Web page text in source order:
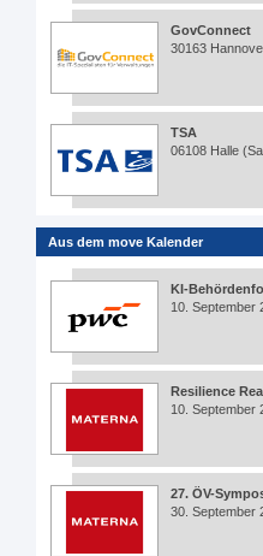
GovConnect
30163
TSA
06108 Halle
Aus dem move Kalender
KI-
10. September
Resilience
10. September
27. ÖV-
30. September